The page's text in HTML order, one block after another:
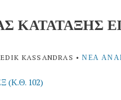
ΚΑΤΑΤΑΞΗΣ
KASSANDRAS •ΝΈΑ
(Κ.Θ. 102)